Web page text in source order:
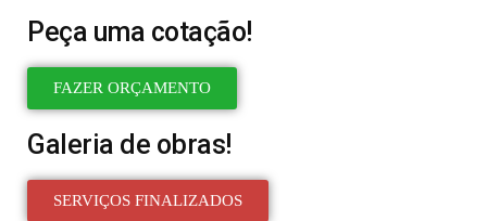
Peça uma cotação!
FAZER ORÇAMENTO
Galeria de obras!
SERVIÇOS FINALIZADOS